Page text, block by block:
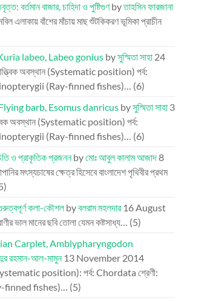
বর্তমান বাজার, চাহিদা ও পুষ্টিগুণbyতাহসিন ফারজানা
এলাকায় বাঁশের মাঁচায় মাছ শুঁটকিকরণ ভূমিকা প্রাচীন
Kuria labeo, Labeo gonius byসুস্মিতা সাহা 24
অবস্থান (Systematic position) পর্ব:
(Ray-finned fishes)… (6)
Flying barb, Esomus danricus byসুস্মিতা সাহা 3
অবস্থান (Systematic position) পর্ব:
(Ray-finned fishes)… (6)
ও প্রাকৃতিক প্রজননbyমোঃ আবুল কালাম আজাদ8
মৎস্যচাষের ক্ষেত্র হিসেবে বাংলাদেশ পৃথিবীর প্রথম
কলা-কৌশলbyবলরাম মহলদার 16 August
ভাল মানের ছবি তোলা যেমন কষ্টসাধ্য… (5)
Indian Carplet, Amblypharyngodon
রহমান-আল-মামুন 13 November 2014
(Systematic position): পর্ব: Chordata শ্রেণী:
finned fishes)… (5)